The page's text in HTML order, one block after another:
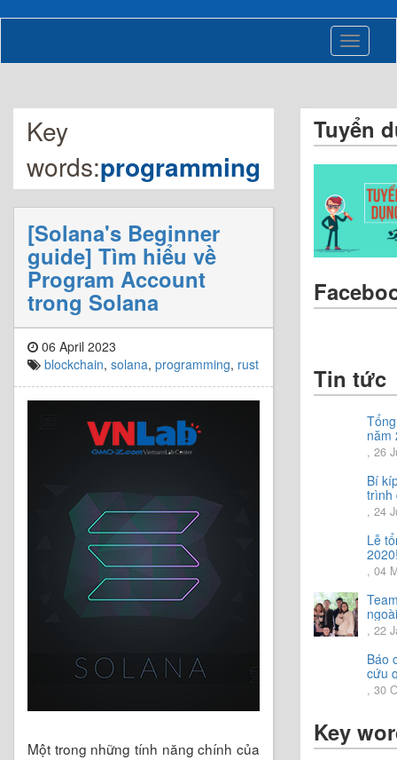
Toggle
Key
words:programming
[Solana's Beginner
guide] Tìm hiểu về
Program Account
trong Solana
06 April 2023
blockchain, solana, programming, rust
Một trong những tính năng chính của
Tuyển
Tin tức
năm
năm
, 26
Bí
trình
, 24
Lễ
, 04
trải
vời.
, 22
Báo
cứu
2020
, 30
Key